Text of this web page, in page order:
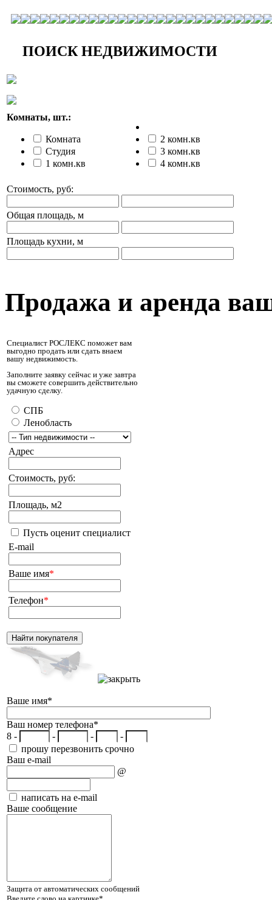
ПОИСК НЕДВИЖИМОСТИ
Комнаты, шт.:
Комната
Студия
1 комн.кв
2 комн.кв
3 комн.кв
4 комн.кв
Стоимость, руб:
Общая площадь, м
Площадь кухни, м
Продажа и аренда
Специалист РОСЛЕКС поможет вам
выгодно продать или сдать внаем
вашу недвижимость.
Заполните заявку сейчас и уже завтра
вы сможете совершить действительно
удачную сделку.
СПБ
Ленобласть
Адрес
Стоимость, руб:
Площадь, м2
Пусть оценит специалист
E-mail
Ваше имя*
Телефон*
Ваше имя*
Ваш номер телефона*
8 -
- -
-
прошу перезвонить срочно
Ваш e-mail
@
написать на e-mail
Ваше сообщение
Защита от автоматических сообщений